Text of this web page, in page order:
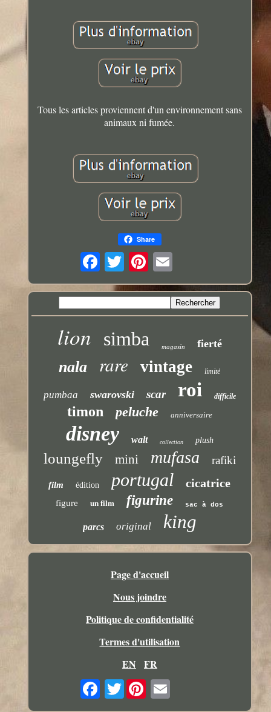
Tous les articles proviennent d'un environnement sans
animaux ni fumée.
Share
lion simba magasin fierté
nala rare vintage limité
pumbaa swarovski scar roi difficile
timon peluche anniversaire
disney walt collection plush
loungefly mini mufasa rafiki
film édition portugal cicatrice
figure un film figurine sac à dos
parcs original king
Page d'accueil
Nous joindre
Politique de confidentialité
Termes d'utilisation
EN
FR
Twitter